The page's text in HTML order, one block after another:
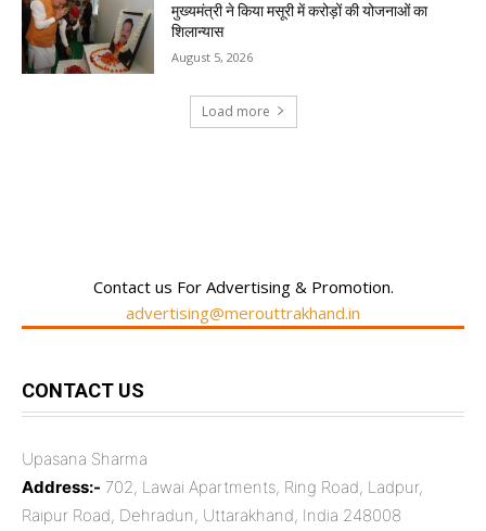
मुख्यमंत्री ने किया मसूरी में करोड़ों की योजनाओं का
शिलान्यास
August 5, 2026
Load more
Contact us For Advertising & Promotion.
advertising@merouttrakhand.in
CONTACT US
Upasana Sharma
Address:- 702, Lawai Apartments, Ring Road, Ladpur,
Raipur Road, Dehradun, Uttarakhand, India 248008